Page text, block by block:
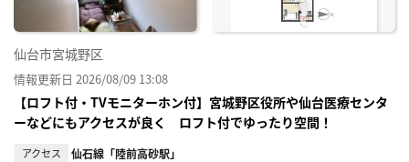
仙台市宮城野区
情報更新日 2026/08/09 13:08
【ロフト付・TVモニターホン付】宮城野区役所や仙台医療センタ
ーなどにもアクセスが良く ロフト付でゆったり空間！
アクセス 仙石線「陸前高砂駅」